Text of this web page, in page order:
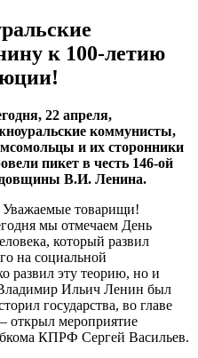
к 100-летию
22 апреля,
коммунисты,
и их сторонники
пикет в честь 146-ой
В.И. Ленина.
товарищи!
мы отмечаем День
который развил
на социальной
развил эту теорию, но и
Ильич Ленин был
государства, во главе
открыл мероприятие
КПРФ Сергей Васильев.